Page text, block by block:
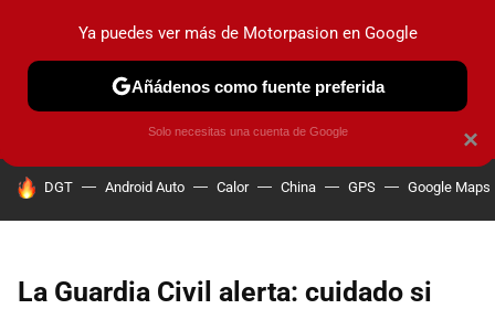
PRUEBAS COCHES ELÉCTRICOS OBSERVATORIO
HOY SE HABLA DE
DGT Android Auto Calor China GPS Google Maps
La Guardia Civil alerta: cuidado si
×
Ya puedes ver más de Motorpasion en Google
Añádenos como fuente preferida
Solo necesitas una cuenta de Google